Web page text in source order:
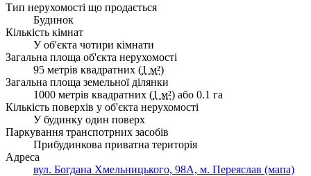
Тип нерухомості що продається
Будинок
Кількість кімнат
У об'єкта чотири кімнати
Загальна площа об'єкта нерухомості
95 метрів квадратних (1 м²)
Загальна площа земельної ділянки
1000 метрів квадратних (1 м²) або 0.1 га
Кількість поверхів у об'єкта нерухомості
У будинку один поверх
Паркування транспотрних засобів
Прибудинкова приватна територія
Адреса
вул. Богдана Хмельницького, 98А, м. Переяслав (мапа)